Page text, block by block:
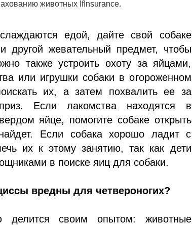
животных IfInsurance.
едой, дайте свой собаке
другой жевательный предмет, чтобы
также устроить охоту за яйцами,
или игрушки собаки в огороженном
их, а затем похвалить ее за
Если лакомства находятся в
яйце, помогите собаке открыть
Если собака хорошо ладит с
их к этому занятию, так как дети
в поиске яиц для собаки.
вредны для четвероногих?
делится своим опытом: животные